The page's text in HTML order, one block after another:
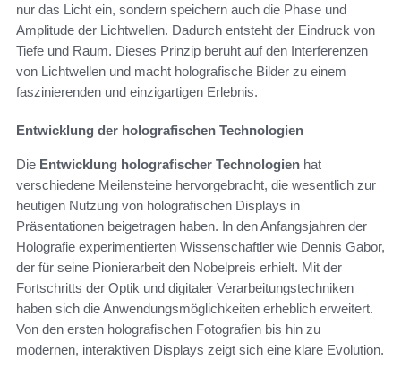
nur das Licht ein, sondern speichern auch die Phase und
Amplitude der Lichtwellen. Dadurch entsteht der Eindruck von
Tiefe und Raum. Dieses Prinzip beruht auf den Interferenzen
von Lichtwellen und macht holografische Bilder zu einem
faszinierenden und einzigartigen Erlebnis.
Entwicklung der holografischen Technologien
Die Entwicklung holografischer Technologien hat
verschiedene Meilensteine hervorgebracht, die wesentlich zur
heutigen Nutzung von holografischen Displays in
Präsentationen beigetragen haben. In den Anfangsjahren der
Holografie experimentierten Wissenschaftler wie Dennis Gabor,
der für seine Pionierarbeit den Nobelpreis erhielt. Mit der
Fortschritts der Optik und digitaler Verarbeitungstechniken
haben sich die Anwendungsmöglichkeiten erheblich erweitert.
Von den ersten holografischen Fotografien bis hin zu
modernen, interaktiven Displays zeigt sich eine klare Evolution.